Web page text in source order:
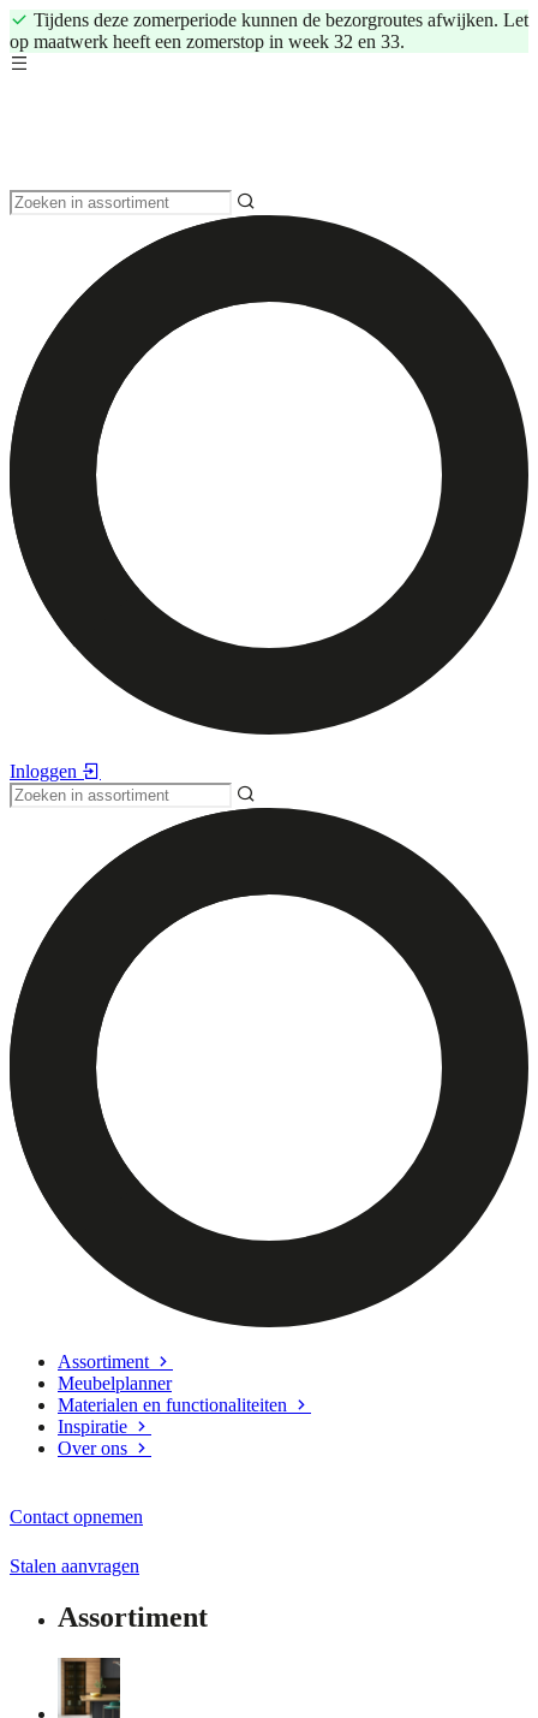
Tijdens deze zomerperiode kunnen de bezorgroutes afwijken. Let
op maatwerk heeft een zomerstop in week 32 en 33.
Inloggen
Assortiment
Meubelplanner
Materialen en functionaliteiten
Inspiratie
Over ons
Contact opnemen
Stalen aanvragen
Assortiment